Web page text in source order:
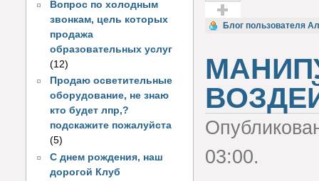
Вопрос по холодным
звонкам, цель которых
продажа
образовательных услуг
(12)
Продаю осветительные
оборудование, не знаю
кто будет лпр,?
подскажите пожалуйста
(5)
С днем рождения, наш
дорогой Клуб
Голос за!
Блог пользователя
03:00.